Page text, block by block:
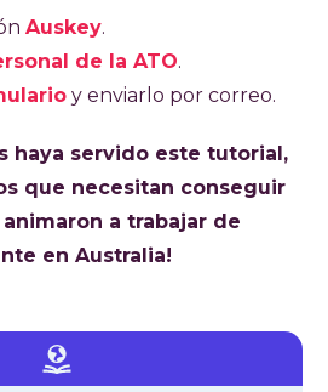
Auskey.
de la ATO.
y enviarlo por correo.
haya servido este tutorial,
que necesitan conseguir
a trabajar de
en Australia!